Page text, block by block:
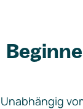
Unabhängig